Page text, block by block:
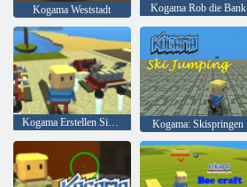
Kogama Weststadt Kogama Rob die Bank
Kogama Erstellen Sie Ihr Haus Kogama: Skispringen